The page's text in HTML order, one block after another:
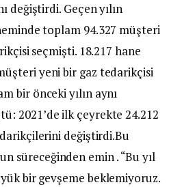
değiştirdi. Geçen yılın
toplam 94.327 müşteri
seçmişti. 18.217 hane
yeni bir gaz tedarikçisi
bir önceki yılın aynı
2021’de ilk çeyrekte 24.212
değiştirdi.Bu
süreceğinden emin . “Bu yıl
bir gevşeme beklemiyoruz.